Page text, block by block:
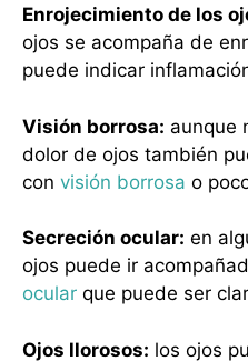
Enrojecimiento de los
ojos se acompaña de
puede indicar
Visión borrosa: aunque
dolor de ojos también
con visión borrosa o
Secreción ocular: en
ojos puede ir
ocular que puede ser
Ojos llorosos: los ojos